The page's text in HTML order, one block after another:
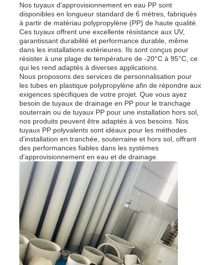
Nos tuyaux d'approvisionnement en eau PP sont
disponibles en longueur standard de 6 mètres, fabriqués
à partir de matériau polypropylène (PP) de haute qualité.
Ces tuyaux offrent une excellente résistance aux UV,
garantissant durabilité et performance durable, même
dans les installations extérieures. Ils sont conçus pour
résister à une plage de température de -20°C à 95°C, ce
qui les rend adaptés à diverses applications.
Nous proposons des services de personnalisation pour
les tubes en plastique polypropylène afin de répondre aux
exigences spécifiques de votre projet. Que vous ayez
besoin de tuyaux de drainage en PP pour le tranchage
souterrain ou de tuyaux PP pour une installation hors sol,
nos produits peuvent être adaptés à vos besoins. Nos
tuyaux PP polyvalents sont idéaux pour les méthodes
d'installation en tranchée, souterraine et hors sol, offrant
des performances fiables dans les systèmes
d'approvisionnement en eau et de drainage.